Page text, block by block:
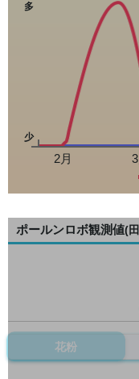
多
少
2月
ポールンロボ観測値(
花粉